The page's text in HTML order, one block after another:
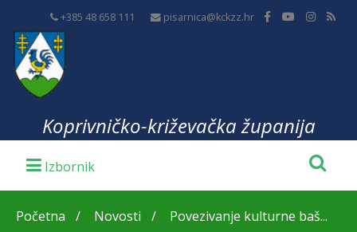
+385 48 658 111 pisarnica@kckzz.hr
Koprivničko-križevačka županija
Početna Novosti Povezivanje kulturne baš...